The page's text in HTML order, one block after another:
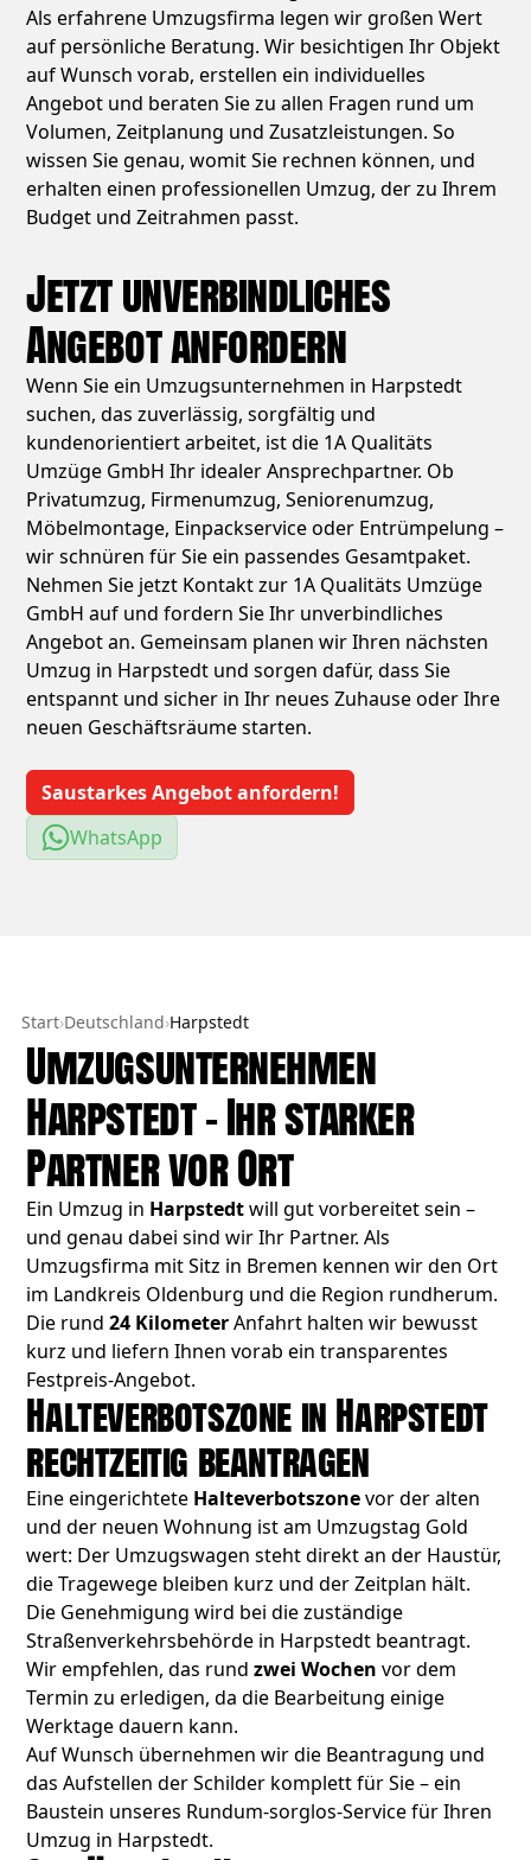
Als erfahrene Umzugsfirma legen wir großen Wert
auf persönliche Beratung. Wir besichtigen Ihr Objekt
auf Wunsch vorab, erstellen ein individuelles
Angebot und beraten Sie zu allen Fragen rund um
Volumen, Zeitplanung und Zusatzleistungen. So
wissen Sie genau, womit Sie rechnen können, und
erhalten einen professionellen Umzug, der zu Ihrem
Budget und Zeitrahmen passt.
Jetzt unverbindliches
Angebot anfordern
Wenn Sie ein Umzugsunternehmen in Harpstedt
suchen, das zuverlässig, sorgfältig und
kundenorientiert arbeitet, ist die 1A Qualitäts
Umzüge GmbH Ihr idealer Ansprechpartner. Ob
Privatumzug, Firmenumzug, Seniorenumzug,
Möbelmontage, Einpackservice oder Entrümpelung –
wir schnüren für Sie ein passendes Gesamtpaket.
Nehmen Sie jetzt Kontakt zur 1A Qualitäts Umzüge
GmbH auf und fordern Sie Ihr unverbindliches
Angebot an. Gemeinsam planen wir Ihren nächsten
Umzug in Harpstedt und sorgen dafür, dass Sie
entspannt und sicher in Ihr neues Zuhause oder Ihre
neuen Geschäftsräume starten.
Saustarkes Angebot anfordern!
WhatsApp
Start›Deutschland›Harpstedt
Umzugsunternehmen
Harpstedt – Ihr starker
Partner vor Ort
Ein Umzug in Harpstedtwill gut vorbereitet sein –
und genau dabei sind wir Ihr Partner. Als
Umzugsfirma mit Sitz in Bremen kennen wir den Ort
im Landkreis Oldenburg und die Region rundherum.
Die rund24 KilometerAnfahrt halten wir bewusst
kurz und liefern Ihnen vorab ein transparentes
Festpreis-Angebot.
Halteverbotszone in Harpstedt
rechtzeitig beantragen
Eine eingerichtete Halteverbotszonevor der alten
und der neuen Wohnung ist am Umzugstag Gold
wert: Der Umzugswagen steht direkt an der Haustür,
die Tragewege bleiben kurz und der Zeitplan hält.
Die Genehmigung wird bei die zuständige
Straßenverkehrsbehörde in Harpstedt beantragt.
Wir empfehlen, das rundzwei Wochen vor dem
Termin zu erledigen, da die Bearbeitung einige
Werktage dauern kann.
Auf Wunsch übernehmen wir die Beantragung und
das Aufstellen der Schilder komplett für Sie – ein
Baustein unseres Rundum-sorglos-Service für Ihren
Umzug in Harpstedt.